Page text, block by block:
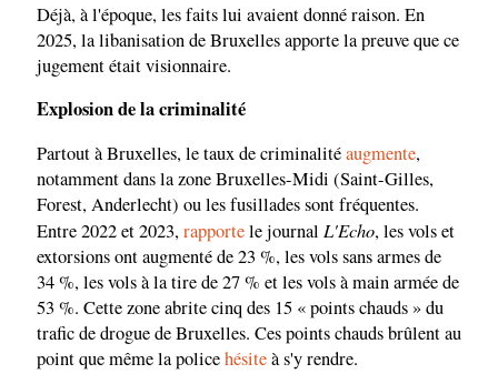
Déjà, à l'époque, les faits lui avaient donné raison. En
2025, la libanisation de Bruxelles apporte la preuve que ce
jugement était visionnaire.
Explosion de la criminalité
Partout à Bruxelles, le taux de criminalitéaugmente,
notamment dans la zone Bruxelles-Midi (Saint-Gilles,
Forest, Anderlecht) ou les fusillades sont fréquentes.
Entre 2022 et 2023,rapportele journal L'Echo, les vols et
extorsions ont augmenté de 23 %, les vols sans armes de
34 %, les vols à la tire de 27 % et les vols à main armée de
53 %. Cette zone abrite cinq des 15 « points chauds » du
trafic de drogue de Bruxelles. Ces points chauds brûlent au
point que même la policehésiteà s'y rendre.